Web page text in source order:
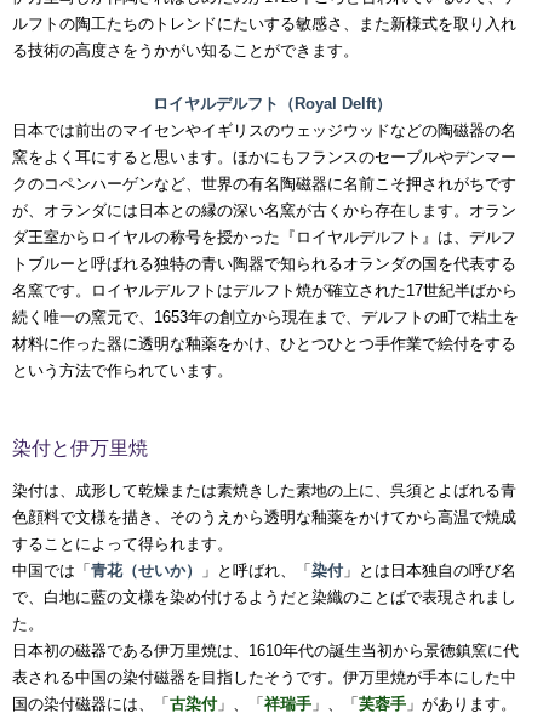
ルフトの陶工たちのトレンドにたいする敏感さ、また新様式を取り入れ
る技術の高度さをうかがい知ることができます。
ロイヤルデルフト（Royal Delft）
日本では前出のマイセンやイギリスのウェッジウッドなどの陶磁器の名
窯をよく耳にすると思います。ほかにもフランスのセーブルやデンマー
クのコペンハーゲンなど、世界の有名陶磁器に名前こそ押されがちです
が、オランダには日本との縁の深い名窯が古くから存在します。オラン
ダ王室からロイヤルの称号を授かった『ロイヤルデルフト』は、デルフ
トブルーと呼ばれる独特の青い陶器で知られるオランダの国を代表する
名窯です。ロイヤルデルフトはデルフト焼が確立された17世紀半ばから
続く唯一の窯元で、1653年の創立から現在まで、デルフトの町で粘土を
材料に作った器に透明な釉薬をかけ、ひとつひとつ手作業で絵付をする
という方法で作られています。
染付と伊万里焼
染付は、成形して乾燥または素焼きした素地の上に、呉須とよばれる青
色顔料で文様を描き、そのうえから透明な釉薬をかけてから高温で焼成
することによって得られます。
中国では「 青花（せいか） 」と呼ばれ、「 染付 」とは日本独自の呼び名
で、白地に藍の文様を染め付けるようだと染織のことばで表現されまし
た。
日本初の磁器である伊万里焼は、1610年代の誕生当初から景徳鎮窯に代
表される中国の染付磁器を目指したそうです。伊万里焼が手本にした中
国の染付磁器には、「 古染付」、「 祥瑞手 」、「 芙蓉手 」があります。